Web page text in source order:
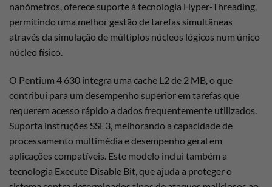
nanómetros, oferece suporte à tecnologia Hyper-Threading,
permitindo uma melhor gestão de tarefas simultâneas
através da simulação de múltiplos núcleos lógicos num único
núcleo físico.
O Pentium 4 630 integra uma cache L2 de 2 MB, o que
contribui para um desempenho superior em tarefas que
requerem acesso rápido a dados frequentemente utilizados.
Suporta instruções SSE3, melhorando a capacidade de
processamento multimédia e desempenho geral em
aplicações compatíveis. Este modelo inclui também a
tecnologia Execute Disable Bit, que ajuda a proteger o